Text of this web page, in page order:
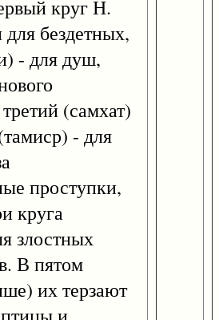
круг Н.
для бездетных,
- для душ,
(самхат)
- для
проступки,
круга
злостных
В пятом
их терзают